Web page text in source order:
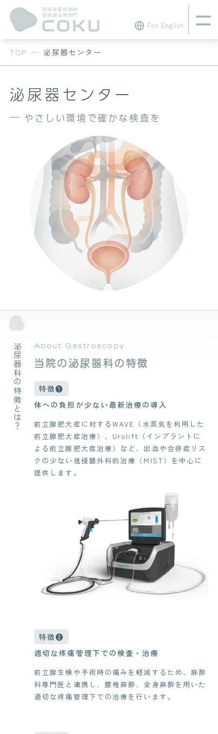
For English
TOP — 泌尿器センター
泌尿器センター
やさしい環境で確かな検査を
泌尿器科の特徴とは？ About Gastroscopy
当院の泌尿器科の特徴
特徴❶
体への負担が少ない最新治療の導入
前立腺肥大症に対するWAVE（水蒸気を利用した
前立腺肥大症治療）、Urolift（インプラントに
よる前立腺肥大症治療）など、出血や合併症リス
クの少ない低侵襲外科的治療（MIST）を中心に
提供します。
特徴❷
適切な疼痛管理下での検査・治療
前立腺生検や手術時の痛みを軽減するため、麻酔
科専門医と連携し、腰椎麻酔、全身麻酔を用いた
適切な疼痛管理下での治療を行います。